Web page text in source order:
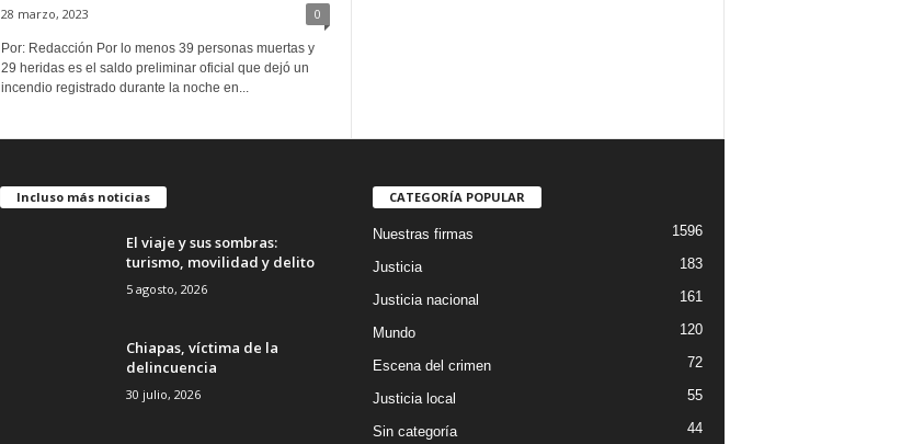
28 marzo, 2023 0
Por: Redacción Por lo menos 39 personas muertas y
29 heridas es el saldo preliminar oficial que dejó un
incendio registrado durante la noche en...
Incluso más noticias
El viaje y sus sombras:
turismo, movilidad y delito
5 agosto, 2026
Chiapas, víctima de la
delincuencia
30 julio, 2026
CATEGORÍA POPULAR
Nuestras firmas 1596
Justicia 183
Justicia nacional 161
Mundo 120
Escena del crimen 72
Justicia local 55
Sin categoría 44